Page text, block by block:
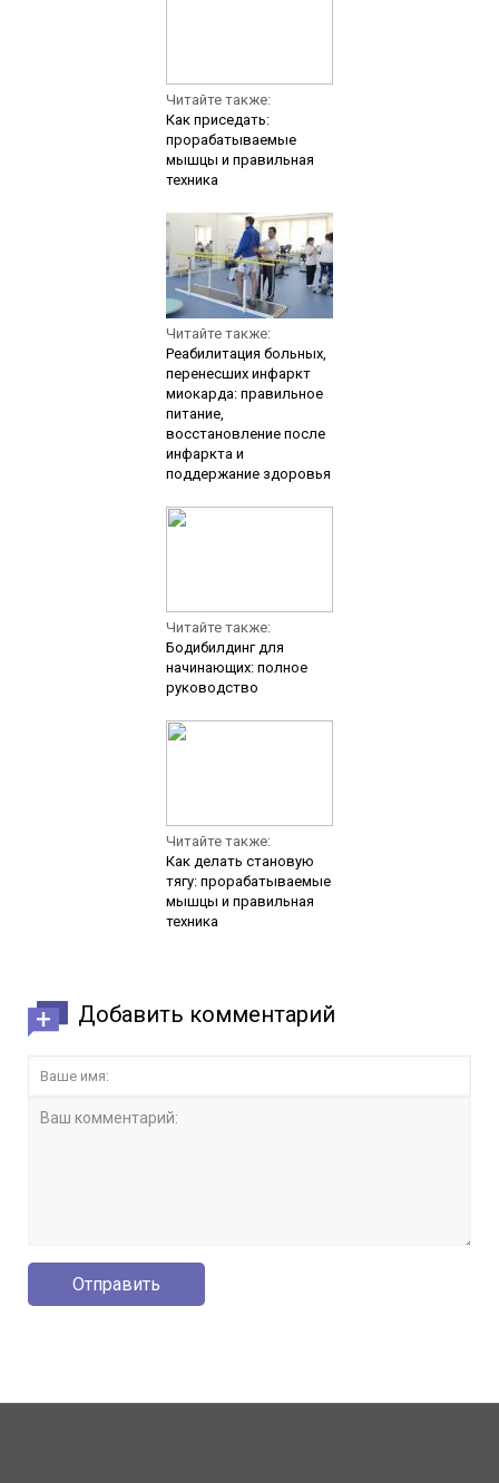
Читайте также:
Как приседать:
прорабатываемые
мышцы и правильная
техника
Читайте также:
Реабилитация больных,
перенесших инфаркт
миокарда: правильное
питание,
восстановление после
инфаркта и
поддержание здоровья
Читайте также:
Бодибилдинг для
начинающих: полное
руководство
Читайте также:
Как делать становую
тягу: прорабатываемые
мышцы и правильная
техника
Добавить комментарий